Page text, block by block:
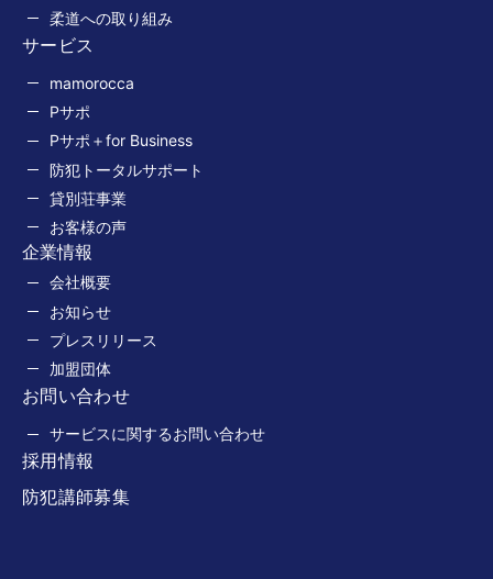
柔道への取り組み
サービス
mamorocca
Pサポ
Pサポ＋for Business
防犯トータルサポート
貸別荘事業
お客様の声
企業情報
会社概要
お知らせ
プレスリリース
加盟団体
お問い合わせ
サービスに関するお問い合わせ
採用情報
防犯講師募集